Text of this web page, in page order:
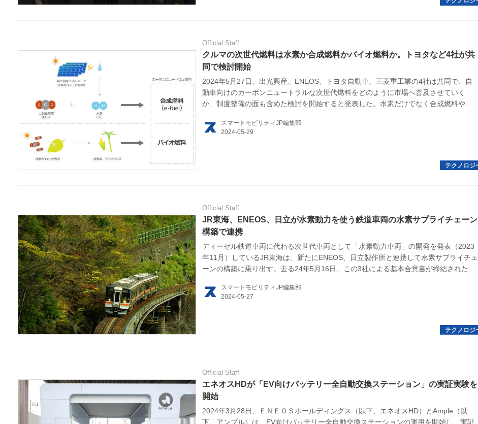
Official Staff
クルマの次世代燃料は水素か合成燃料かバイオ燃料か。トヨタなど4社が共
同で検討開始
2024年5月27日、出光興産、ENEOS、トヨタ自動車、三菱重工業の4社は共同で、自
動車向けのカーボンニュートラルな次世代燃料をどのように市場へ普及させていく
か、制度整備の面も含めた検討を開始すると発表した。水素だけでなく合成燃料やバ
に近づけていくという。
スマートモビリティJP編集部
Official Staff
JR東海、ENEOS、日立が水素動力を使う鉄道車両の水素サプライチェーン
構築で連携
ディーゼル鉄道車両に代わる次世代車両として「水素動力車両」の開発を発表（2023
年11月）しているJR東海は、新たにENEOS、日立製作所と連携して水素サプライチェ
ーンの構築に乗り出す。去る24年5月16日、この3社による基本合意書が締結された。
する世界初の技術にも挑戦していくという。（タイトル写真はJR東海の非電化路線で
スマートモビリティJP編集部
Official Staff
エネオスHDが「EV向けバッテリー全自動交換ステーション」の実証実験を
開始
2024年3月28日、ＥＮＥＯＳホールディングス（以下、エネオスHD）とAmple（以
下、アンプル）は、EV向けバッテリー全自動交換ステーションの運用を開始し、実証